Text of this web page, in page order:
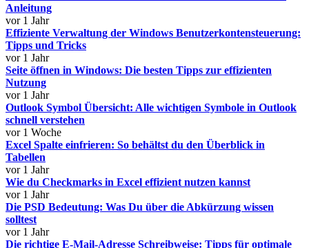
Anleitung
vor 1 Jahr
Effiziente Verwaltung der Windows Benutzerkontensteuerung:
Tipps und Tricks
vor 1 Jahr
Seite öffnen in Windows: Die besten Tipps zur effizienten
Nutzung
vor 1 Jahr
Outlook Symbol Übersicht: Alle wichtigen Symbole in Outlook
schnell verstehen
vor 1 Woche
Excel Spalte einfrieren: So behältst du den Überblick in
Tabellen
vor 1 Jahr
Wie du Checkmarks in Excel effizient nutzen kannst
vor 1 Jahr
Die PSD Bedeutung: Was Du über die Abkürzung wissen
solltest
vor 1 Jahr
Die richtige E-Mail-Adresse Schreibweise: Tipps für optimale